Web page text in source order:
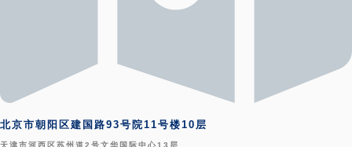
北京市朝阳区建国路93号院11号楼10层
天津市河西区苏州道2号文华国际中心13层